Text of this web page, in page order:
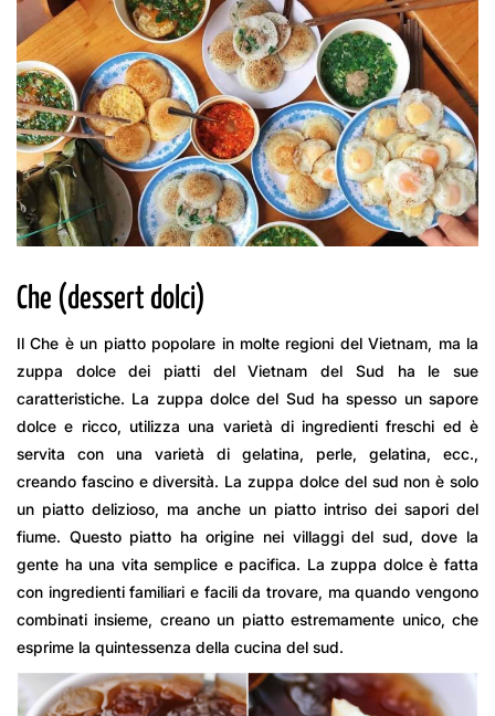
Che (dessert dolci)
Il Che è un piatto popolare in molte regioni del Vietnam, ma la
zuppa dolce dei piatti del Vietnam del Sud ha le sue
caratteristiche. La zuppa dolce del Sud ha spesso un sapore
dolce e ricco, utilizza una varietà di ingredienti freschi ed è
servita con una varietà di gelatina, perle, gelatina, ecc.,
creando fascino e diversità. La zuppa dolce del sud non è solo
un piatto delizioso, ma anche un piatto intriso dei sapori del
fiume. Questo piatto ha origine nei villaggi del sud, dove la
gente ha una vita semplice e pacifica. La zuppa dolce è fatta
con ingredienti familiari e facili da trovare, ma quando vengono
combinati insieme, creano un piatto estremamente unico, che
esprime la quintessenza della cucina del sud.